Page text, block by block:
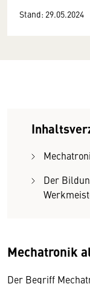
Stand: 29.05.2024
Der
Mechatronik
Der Begriff